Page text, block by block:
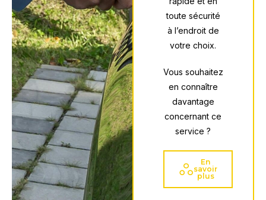
toute sécurité
à l’endroit de
votre choix.
Vous souhaitez
en connaître
davantage
concernant ce
service ?
En
savoir
plus